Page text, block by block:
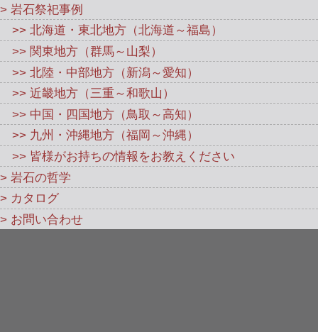
> 岩石祭祀事例
>> 北海道・東北地方（北海道～福島）
>> 関東地方（群馬～山梨）
>> 北陸・中部地方（新潟～愛知）
>> 近畿地方（三重～和歌山）
>> 中国・四国地方（鳥取～高知）
>> 九州・沖縄地方（福岡～沖縄）
>> 皆様がお持ちの情報をお教えください
> 岩石の哲学
> カタログ
> お問い合わせ